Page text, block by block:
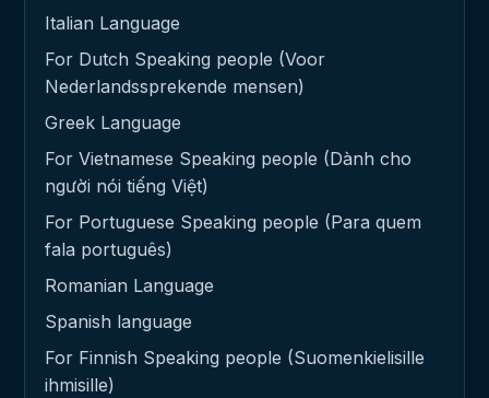
Italian Language
For Dutch Speaking people (Voor
Nederlandssprekende mensen)
Greek Language
For Vietnamese Speaking people (Dành cho
người nói tiếng Việt)
For Portuguese Speaking people (Para quem
fala português)
Romanian Language
Spanish language
For Finnish Speaking people (Suomenkielisille
ihmisille)